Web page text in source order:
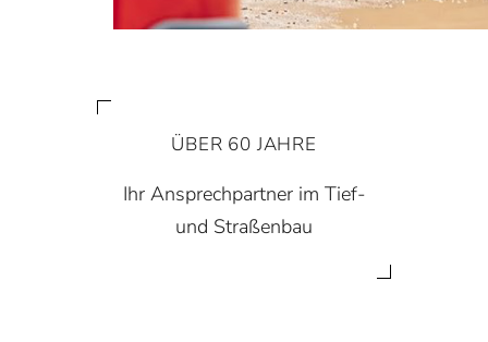
ÜBER 60 JAHRE
Ihr Ansprechpartner im Tief-
und Straßenbau